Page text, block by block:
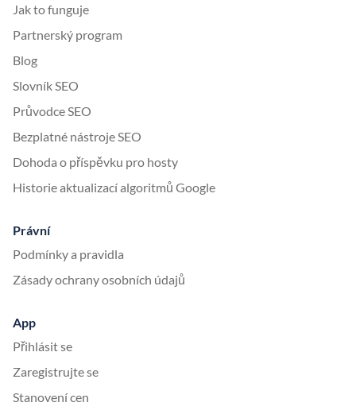
Jak to funguje
Partnerský program
Blog
Slovník SEO
Průvodce SEO
Bezplatné nástroje SEO
Dohoda o příspěvku pro hosty
Historie aktualizací algoritmů Google
Právní
Podmínky a pravidla
Zásady ochrany osobních údajů
App
Přihlásit se
Zaregistrujte se
Stanovení cen